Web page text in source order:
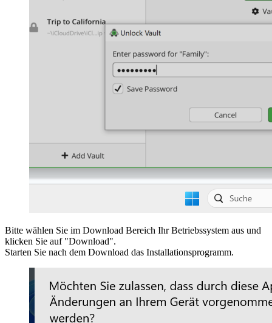
Bitte wählen Sie im Download Bereich Ihr Betriebssystem aus und
klicken Sie auf "Download".
Starten Sie nach dem Download das Installationsprogramm.